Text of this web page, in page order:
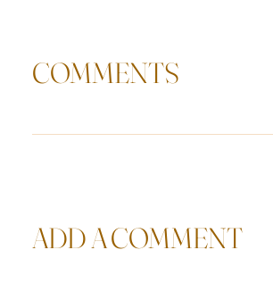
COMMENTS
ADD A COMMENT